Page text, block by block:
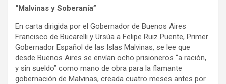
“Malvinas y Soberanía”
En carta dirigida por el Gobernador de Buenos Aires
Francisco de Bucarelli y Ursúa a Felipe Ruiz Puente, Primer
Gobernador Español de las Islas Malvinas, se lee que
desde Buenos Aires se envían ocho prisioneros “a ración,
y sin sueldo” como mano de obra para la flamante
gobernación de Malvinas, creada cuatro meses antes por